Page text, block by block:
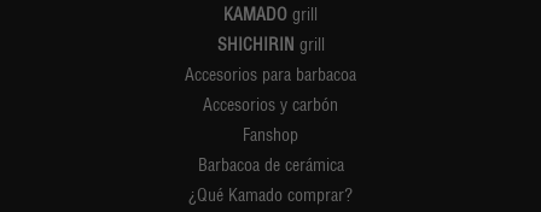
KAMADO grill
SHICHIRIN grill
Accesorios para barbacoa
Accesorios y carbón
Fanshop
Barbacoa de cerámica
¿Qué Kamado comprar?